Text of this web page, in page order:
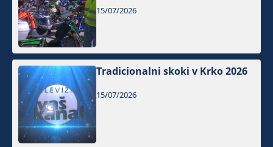
15/07/2026
Tradicionalni skoki v Krko 2026
15/07/2026